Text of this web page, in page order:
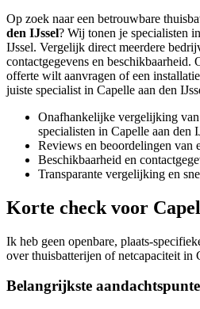
Op zoek naar een betrouwbare
den IJssel? Wij tonen je specialisten
IJssel. Vergelijk direct meerdere
contactgegevens en beschikbaarheid.
offerte wilt aanvragen of een
juiste specialist in Capelle aan den
Onafhankelijke vergelijking
specialisten in Capelle aan den
Reviews en beoordelingen van
Beschikbaarheid en
Transparante vergelijking en
Korte check voor
Ik heb geen openbare, plaats-
over thuisbatterijen of netcapaciteit in
Belangrijkste